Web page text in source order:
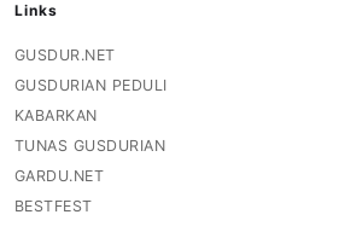
Links
GUSDUR.NET
GUSDURIAN PEDULI
KABARKAN
TUNAS GUSDURIAN
GARDU.NET
BESTFEST